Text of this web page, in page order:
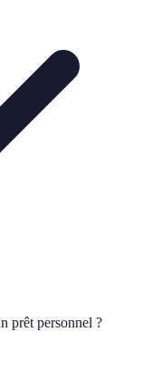
prêt personnel ?